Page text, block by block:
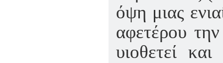
όψη μιας
αφετέρου
υιοθετεί